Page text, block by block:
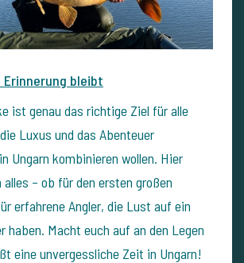
Erinnerung bleibt
ist genau das richtige Ziel für alle
Luxus und das Abenteuer
Ungarn kombinieren wollen. Hier
– ob für den ersten großen
erfahrene Angler, die Lust auf ein
haben. Macht euch auf an den Legen
eine unvergessliche Zeit in Ungarn!